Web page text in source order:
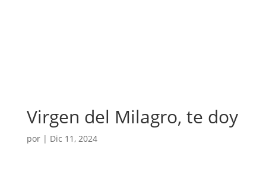
Virgen del Milagro, te doy
por | Dic 11, 2024